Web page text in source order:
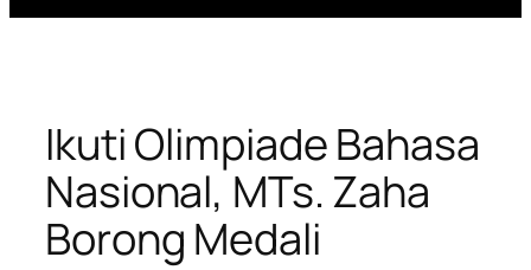
Ikuti Olimpiade Bahasa
Nasional, MTs. Zaha
Borong Medali